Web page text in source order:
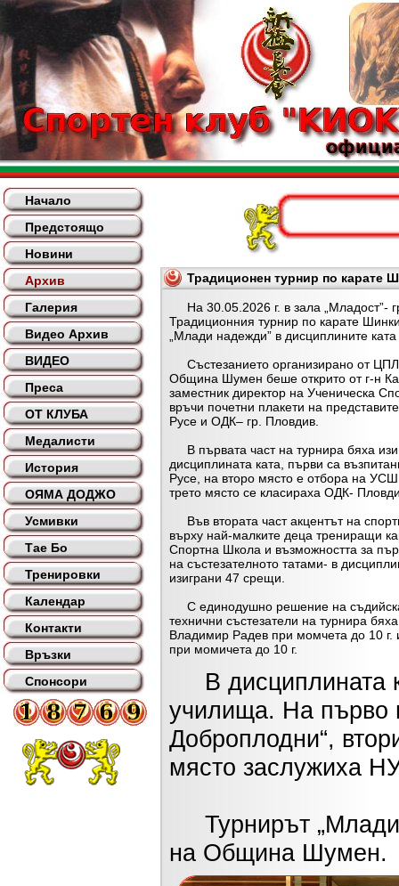
Начало
Предстоящо
Новини
Архив
Галерия
Видео Архив
ВИДЕО
Преса
ОТ КЛУБА
Медалисти
История
ОЯМА ДОДЖО
Усмивки
Тае Бо
Тренировки
Календар
Контакти
Връзки
Спонсори
Традиционен турнир по карате
На 30.05.2026 г. в зала „Младост”-
Традиционния турнир по карате
„Млади надежди” в дисциплините
Състезанието организирано от
Община Шумен беше открито от г-н
заместник директор на Ученическа
връчи почетни плакети на
Русе и ОДК– гр. Пловдив.
В първата част на турнира бяха
дисциплината ката, първи са
Русе, на второ място е отбора на
трето място се класираха ОДК-
Във втората част акцентът на
върху най-малките деца трениращи
Спортна Школа и възможността за
на състезателното татами- в
изиграни 47 срещи.
С единодушно решение на
технични състезатели на турнира
Владимир Радев при момчета до 10 г.
при момичета до 10 г.
В дисциплината
училища. На първо
Доброплодни“,
място заслужиха
Турнирът „Млади
на Община Шумен.